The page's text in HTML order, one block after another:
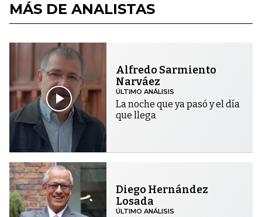
MÁS DE ANALISTAS
Alfredo Sarmiento
Narváez
ÚLTIMO ANÁLISIS
La noche que ya pasó y el día
que llega
Diego Hernández
Losada
ÚLTIMO ANÁLISIS